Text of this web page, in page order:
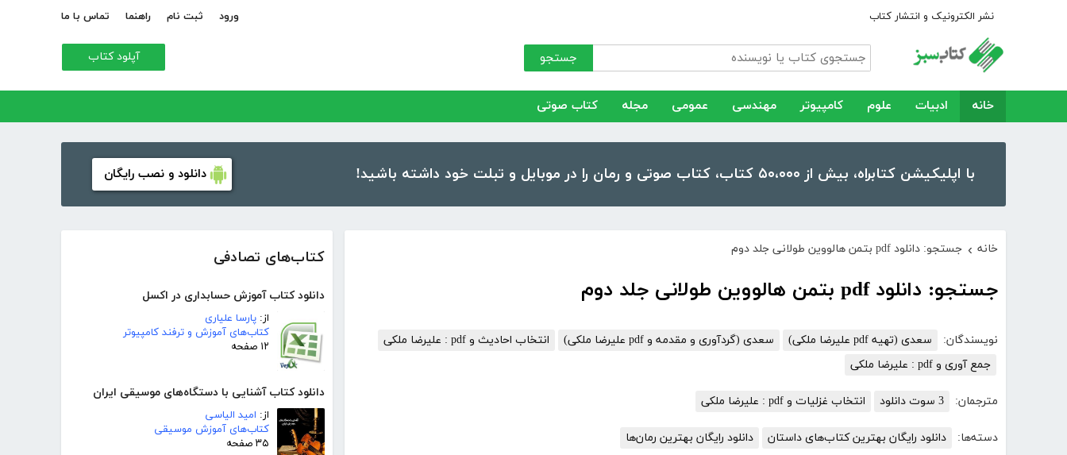
نشر الکترونیک و انتشار کتاب ورود ثبت نام راهنما تماس با ما
جستجو آپلود کتاب
خانه ادبیات علوم کامپیوتر مهندسی عمومی مجله کتاب صوتی
با اپلیکیشن کتابراه، بیش از ۵۰،۰۰۰ کتاب، کتاب صوتی و رمان را در موبایل و تبلت خود داشته باشید! دانلود و نصب رایگان
کتاب‌های تصادفی
دانلود کتاب آموزش حسابداری در اکسل
از: پارسا علیاری
کتاب‌های آموزش و ترفند کامپیوتر
۱۲ صفحه
دانلود کتاب آشنایی با دستگاه‌های موسیقی ایران
از: امید الیاسی
کتاب‌های آموزش موسیقی
۳۵ صفحه
خانه › جستجو: دانلود pdf بتمن هالووین طولانی جلد دوم
جستجو: دانلود pdf بتمن هالووین طولانی جلد دوم
نویسندگان: سعدی (تهیه pdf علیرضا ملکی) سعدی (گردآوری و مقدمه و pdf علیرضا ملکی)
انتخاب احادیث و pdf : علیرضا ملکی
جمع آوری و pdf : علیرضا ملکی
مترجمان: 3 سوت دانلود انتخاب غزلیات و pdf : علیرضا ملکی
دسته‌ها: دانلود رایگان بهترین کتاب‌های داستان دانلود رایگان بهترین رمان‌ها